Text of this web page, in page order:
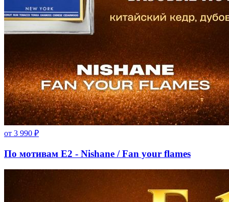
от 3 990 ₽
По мотивам E2 - Nishane / Fan your flames